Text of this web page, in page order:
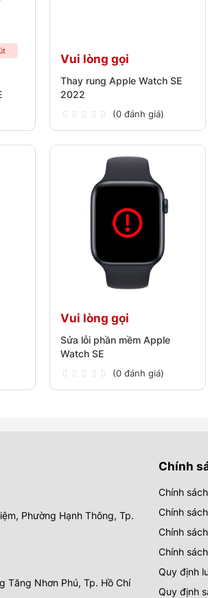
Vui lòng gọi
Thay rung Apple Watch SE
2022
(0 đánh giá)
Vui lòng gọi
Sửa lỗi phần mềm Apple
Watch SE
(0 đánh giá)
Phường Hạnh Thông, Tp.
Tăng Nhơn Phú, Tp. Hồ Chí
Chính
Chính
Chính
Chính
Chính
Quy định
Quy định